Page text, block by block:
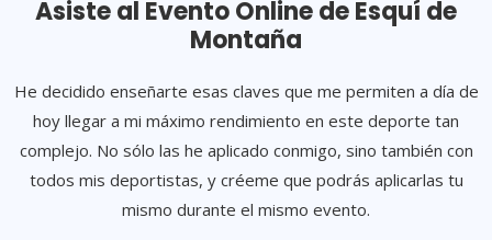
Asiste al Evento Online de Esquí de
Montaña
He decidido enseñarte esas claves que me permiten a día de
hoy llegar a mi máximo rendimiento en este deporte tan
complejo. No sólo las he aplicado conmigo, sino también con
todos mis deportistas, y créeme que podrás aplicarlas tu
mismo durante el mismo evento.